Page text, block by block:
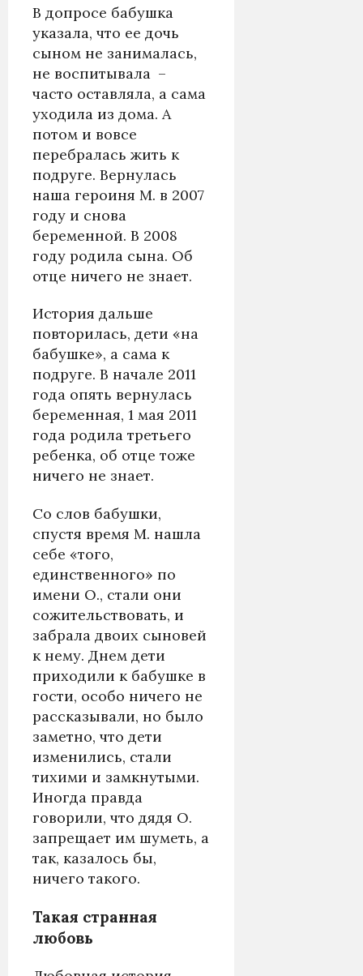
В допросе бабушка
указала, что ее дочь
сыном не занималась,
не воспитывала –
часто оставляла, а сама
уходила из дома. А
потом и вовсе
перебралась жить к
подруге. Вернулась
наша героиня М. в 2007
году и снова
беременной. В 2008
году родила сына. Об
отце ничего не знает.
История дальше
повторилась, дети «на
бабушке», а сама к
подруге. В начале 2011
года опять вернулась
беременная, 1 мая 2011
года родила третьего
ребенка, об отце тоже
ничего не знает.
Со слов бабушки,
спустя время М. нашла
себе «того,
единственного» по
имени О., стали они
сожительствовать, и
забрала двоих сыновей
к нему. Днем дети
приходили к бабушке в
гости, особо ничего не
рассказывали, но было
заметно, что дети
изменились, стали
тихими и замкну­тыми.
Иногда правда
говорили, что дядя О.
запрещает им шуметь, а
так, казалось бы,
ничего такого.
Такая странная
любовь